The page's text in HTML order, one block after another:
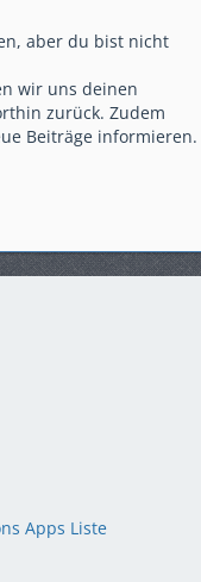
aber du bist nicht
wir uns deinen
zurück. Zudem
Beiträge informieren.
Apps Liste